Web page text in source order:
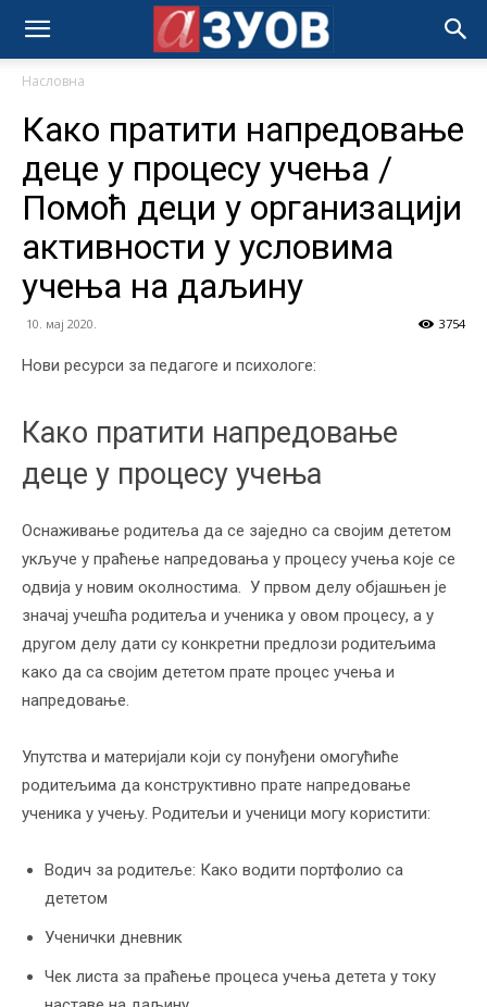
Насловна
Како пратити напредовање
деце у процесу учења /
Помоћ деци у организацији
активности у условима
учења на даљину
10. мај 2020. 3754
Нови ресурси за педагоге и психологе:
Како пратити напредовање
деце у процесу учења
Оснаживање родитеља да се заједно са својим дететом
укључе у праћење напредовања у процесу учења које се
одвија у новим околностима. У првом делу објашњен је
значај учешћа родитеља и ученика у овом процесу, а у
другом делу дати су конкретни предлози родитељима
како да са својим дететом прате процес учења и
напредовање.
Упутства и материјали који су понуђени омогућиће
родитељима да конструктивно прате напредовање
ученика у учењу. Родитељи и ученици могу користити:
Водич за родитеље: Како водити портфолио са
дететом
Ученички дневник
Чек листа за праћење процеса учења детета у току